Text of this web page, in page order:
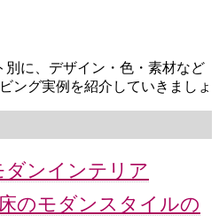
別に、デザイン・色・素材など
ング実例を紹介していきましょ
ダンインテリア
のモダンスタイルの